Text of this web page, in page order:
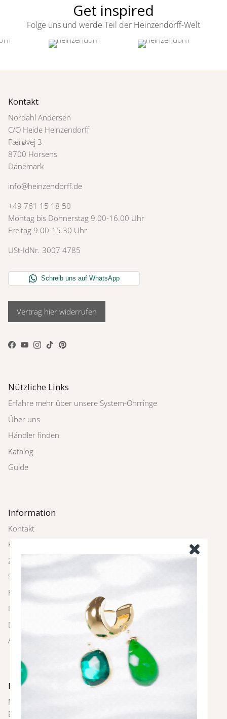
Get inspired
Folge uns und werde Teil der Heinzendorff-Welt
Kontakt
Nordahl Andersen
C/O Heide Heinzendorff
Færøvej 3
8700 Horsens
Dänemark
info@heinzendorff.de
+49 761 15 18 50
Montag bis Donnerstag 9.00-16.00 Uhr
Freitag 9.00-15.30 Uhr
USt-IdNr. 3007 4785
Vertrag hier widerrufen
Facebook
YouTube
Instagram
TikTokPinterest
Nützliche Links
Erfahre mehr über unsere System-Ohrringe
Über uns
Händler finden
Katalog
Guide
Information
Kontakt
Rückgabe
Zahlung und Versand
Schmuckpflege
FAQ
Impressum
Datenschutz
AGBs
Newsletter
Melde dich bei unserem Newsletter an und sei immer als
Erste über neue Farben und Kollektionen, Inspirationen,